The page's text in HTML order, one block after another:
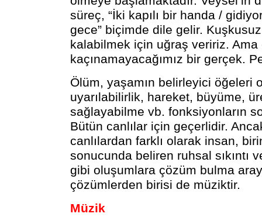
süreç, “İki kapılı bir handa /
gece” biçimde dile gelir.
kalabilmek için uğraş veririz. Ama
kaçınamayacağımız bir gerçek.
Ölüm, yaşamın belirleyici öğeleri
uyarılabilirlik, hareket, büyüme,
sağlayabilme vb. fonksiyonların
Bütün canlılar için geçerlidir.
canlılardan farklı olarak insan,
sonucunda beliren ruhsal sıkıntı
gibi oluşumlara çözüm bulma
çözümlerden birisi de müziktir.
Müzik